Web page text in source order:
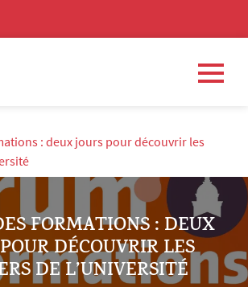
: deux jours pour découvrir les
FORMATIONS : DEUX
DÉCOUVRIR LES
DE L’UNIVERSITÉ